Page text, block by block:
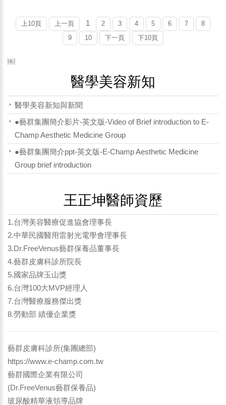
上10頁 上一頁 1 2 3 4 5 6 7
8
9
10 下一頁 下10頁
￼
醫學美容新知
醫學美容新知與新聞
●藝群集團簡介影片-英文版-Video of Brief introduction to E-
Champ Aesthetic Medicine Group
●藝群集團簡介ppt-英文版-E-Champ Aesthetic Medicine
Group brief introduction
王正坤醫師資歷
1.台灣美容醫療促進協會理事長
2.中華民國醫用雷射光電學會理事長
3.Dr.FreeVenus藝群保養品董事長
4.藝群皮膚科診所院長
5.國家品牌玉山獎
6.台灣100大MVP經理人
7.台灣醫療服務傑出獎
8.勞動部 績優企業獎
藝群皮膚科診所(集團總部)
https://www.e-champ.com.tw
藝群國際企業有限公司
(Dr.FreeVenus藝群保養品)
玻尿酸精華液領導品牌